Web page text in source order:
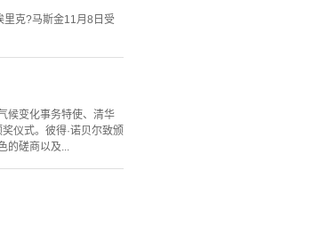
里克?马斯金11月8日受
候变化事务特使、清华
仪式。彼得·诺贝尔致颁
的磋商以及...